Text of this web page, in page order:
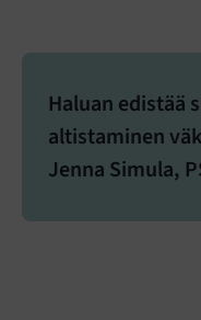
Haluan edistää
altistaminen
Jenna Simula,